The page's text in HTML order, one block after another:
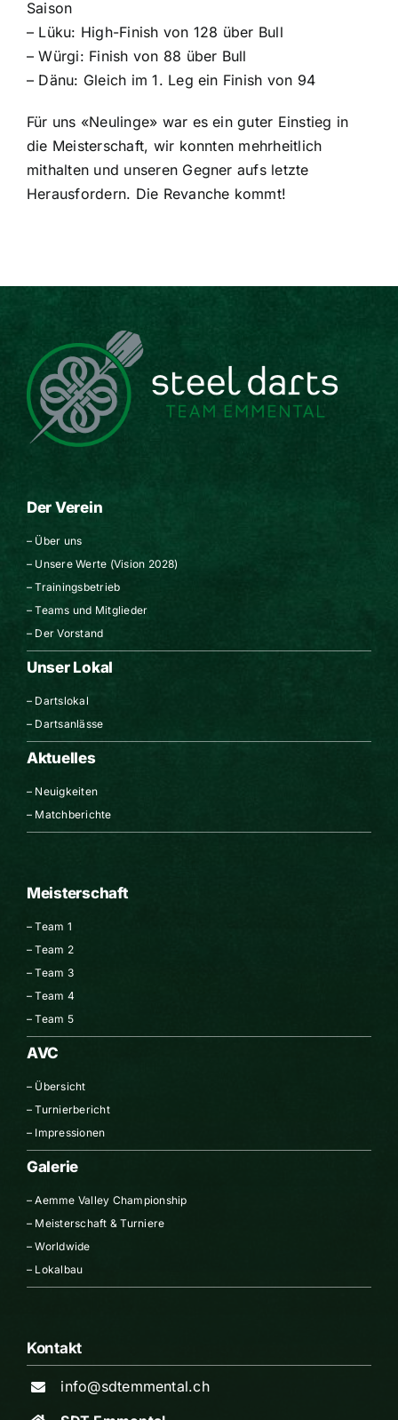
Saison
– Lüku: High-Finish von 128 über Bull
– Würgi: Finish von 88 über Bull
– Dänu: Gleich im 1. Leg ein Finish von 94
Für uns «Neulinge» war es ein guter Einstieg in
die Meisterschaft, wir konnten mehrheitlich
mithalten und unseren Gegner aufs letzte
Herausfordern. Die Revanche kommt!
Der Verein
– Über uns
– Unsere Werte (Vision 2028)
–Trainingsbetrieb
–Teams und Mitglieder
– Der Vorstand
Unser Lokal
– Dartslokal
– Dartsanlässe
Aktuelles
– Neuigkeiten
– Matchberichte
Meisterschaft
–Team 1
–Team 2
–Team 3
–Team 4
–Team 5
AVC
– Übersicht
–Turnierbericht
– Impressionen
Galerie
–Aemme Valley Championship
– Meisterschaft & Turniere
–Worldwide
– Lokalbau
Kontakt
info@sdtemmental.ch